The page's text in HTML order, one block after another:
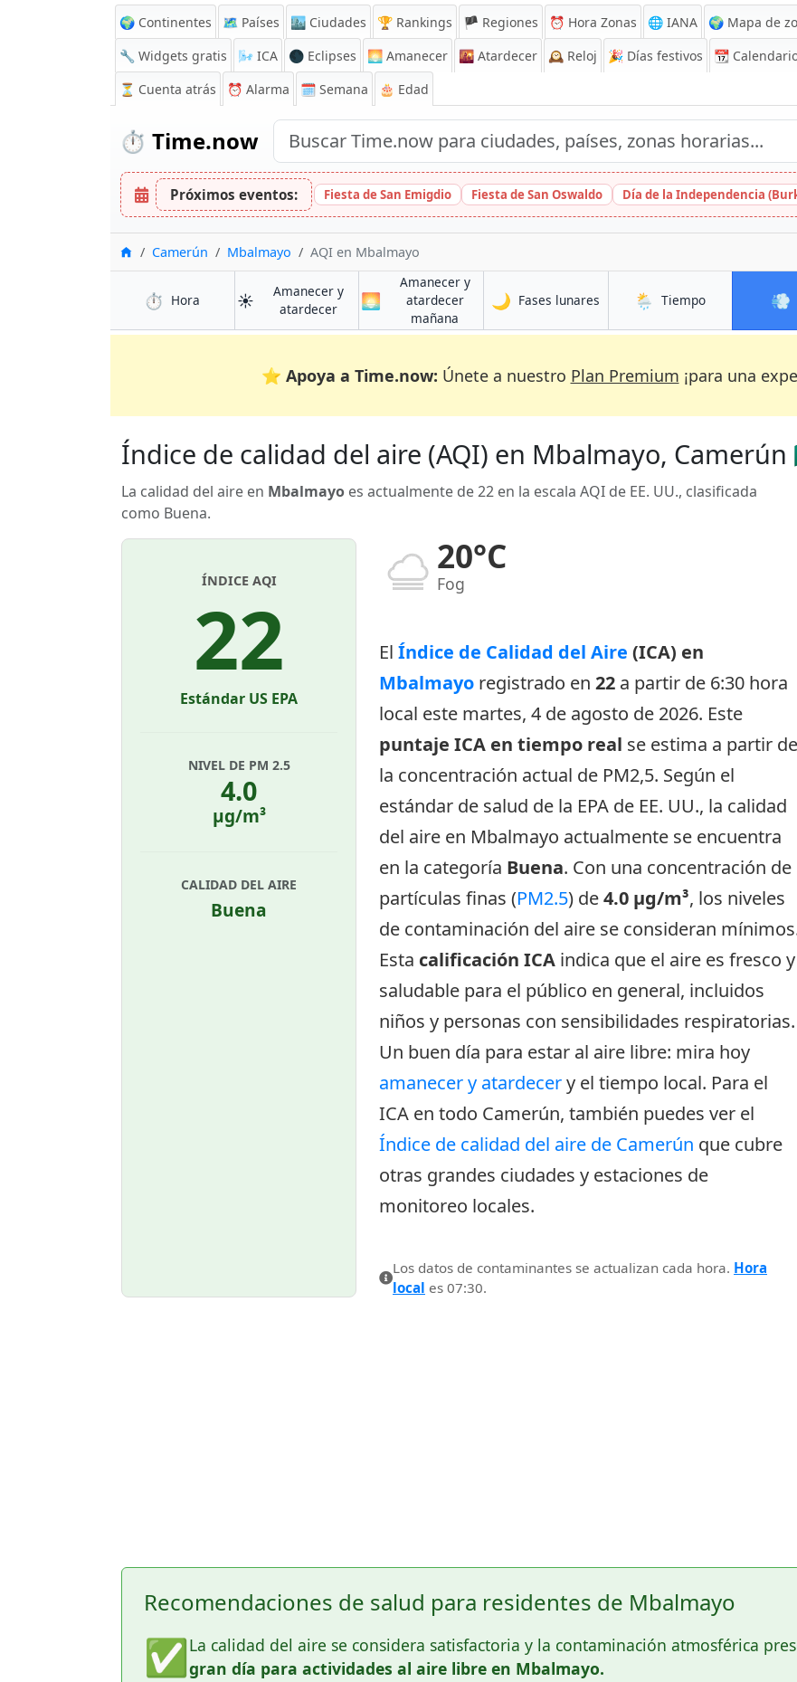
🌍 Continentes 🗺️ Países 🏙️ Ciudades 🏆 Rankings 🏴 Regiones ⏰ Hora Zonas 🌐 IANA 🌍 Mapa de
🔧 Widgets gratis
🌬️ ICA 🌑 Eclipses 🌅 Amanecer 🌇 Atardecer 🕰️ Reloj 🎉 Días festivos 📆
⏳ Cuenta atrás ⏰ Alarma 🗓️ Semana 🎂 Edad
⏱️ Time.now
Próximos eventos: Fiesta de San Emigdio Fiesta de San Oswaldo Día de la Independencia
InicioCamerún Mbalmayo AQI en Mbalmayo
⏱️ Hora en Mbalmayo
☀️
Amanecer y
atardeceren Mbalmayo
🌅
Amanecer y
atardecer
mañana
🌙 Fases lunares en Mbalmayo
🌦️ Tiempoen Mbalmayo
💨
⭐ Apoya a Time.now: Únete a nuestro Plan Premium ¡para una
Índice de calidad del aire (AQI) en Mbalmayo, Camerún
La calidad del aire en Mbalmayo es actualmente de 22 en la escala AQI de EE. UU., clasificada
como Buena.
20°C
Fog
ÍNDICE AQI
22
Estándar US EPA
NIVEL DE PM 2.5
4.0
µg/m³
CALIDAD DEL AIRE
Buena
El Índice de Calidad del Aire (ICA) en
Mbalmayo registrado en 22 a partir de 6:30 hora
local este martes, 4 de agosto de 2026. Este
puntaje ICA en tiempo real se estima a partir de
la concentración actual de PM2,5. Según el
estándar de salud de la EPA de EE. UU., la calidad
del aire en Mbalmayo actualmente se encuentra
en la categoría Buena. Con una concentración de
partículas finas (PM2.5) de4.0 µg/m³, los niveles
de contaminación del aire se consideran
Esta calificación ICA indica que el aire es fresco y
saludable para el público en general, incluidos
niños y personas con sensibilidades respiratorias.
Un buen día para estar al aire libre: mira hoy
amanecer y atardecery el tiempo local. Para el
ICA en todo Camerún, también puedes ver el
Índice de calidad del aire de Camerún que cubre
otras grandes ciudades y estaciones de
monitoreo locales.
Los datos de contaminantes se actualizan cada hora. Hora
local es 07:30.
Recomendaciones de salud para residentes de Mbalmayo
✅La calidad del aire se considera satisfactoria y la contaminación atmosférica
gran día para actividades al aire libre en Mbalmayo.